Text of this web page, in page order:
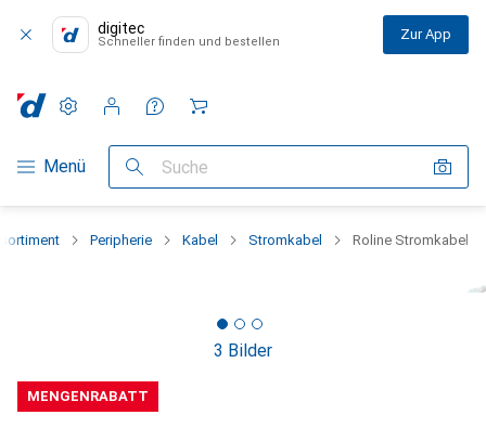
digitec
Schneller finden und bestellen Zur App
Navigation nach Kategorien
Menü Suche
Einstellungen
Kundenkonto
Vergleichslisten
Merklisten
Warenkorb
Peripherie Kabel Stromkabel Roline Stromkabel
3 Bilder
MENGENRABATT